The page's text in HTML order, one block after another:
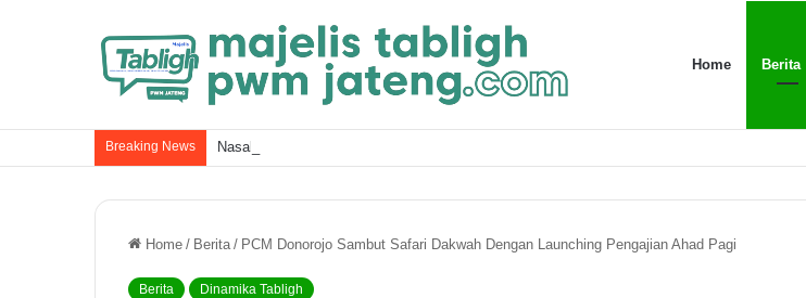
Home Berita
Breaking News
Home / Berita / PCM Donorojo Sambut Safari Dakwah Dengan Launching Pengajian Ahad Pagi
Berita Dinamika Tabligh